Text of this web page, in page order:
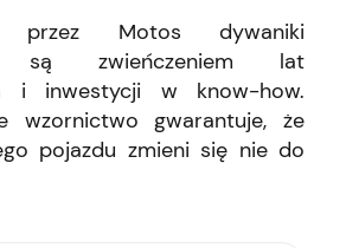
przez Motos dywaniki
są zwieńczeniem lat
i inwestycji w know-how.
wzornictwo gwarantuje, że
pojazdu zmieni się nie do